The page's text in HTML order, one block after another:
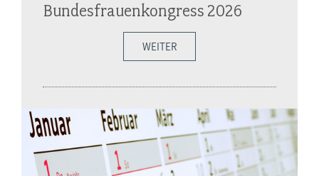
Bundesfrauenkongress 2026
WEITER